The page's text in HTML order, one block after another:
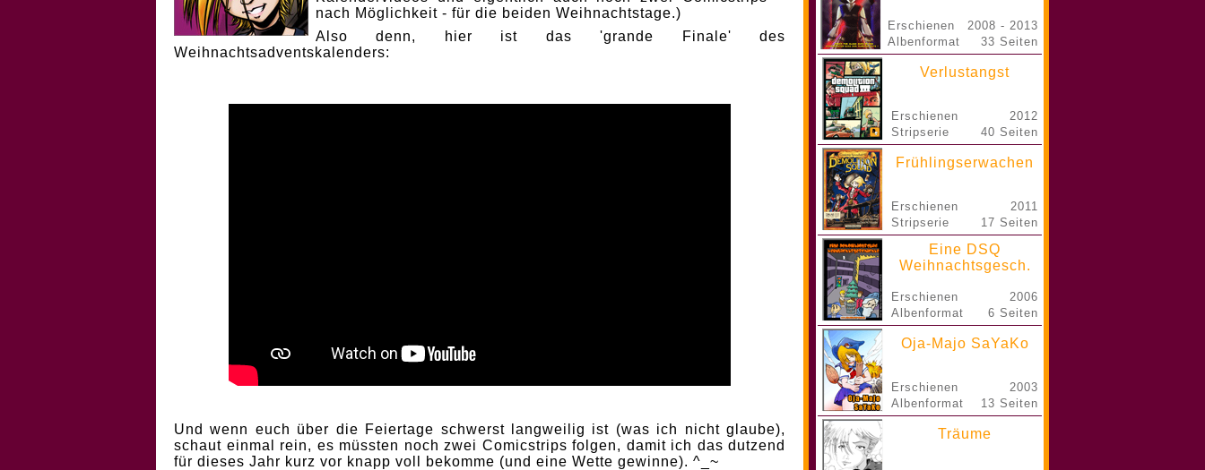
nach Möglichkeit - für die beiden Weihnachtstage.)
Also denn, hier ist das 'grande Finale' des
Weihnachtsadventskalenders:
Und wenn euch über die Feiertage schwerst langweilig ist (was ich nicht glaube),
schaut einmal rein, es müssten noch zwei Comicstrips folgen, damit ich das dutzend
für dieses Jahr kurz vor knapp voll bekomme (und eine Wette gewinne). ^_~
Erschienen
Albenformat
2008 - 2013
33 Seiten
Verlustangst
Erschienen
Stripserie
2012
40 Seiten
Frühlingserwachen
Erschienen
Stripserie
2011
17 Seiten
Eine DSQ
Weihnachtsgesch.
Erschienen
Albenformat
2006
6 Seiten
Oja-Majo SaYaKo
Erschienen
Albenformat
2003
13 Seiten
Träume